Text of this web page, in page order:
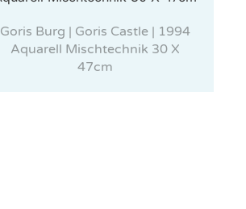
Goris Burg | Goris Castle | 1994
Aquarell Mischtechnik 30 X
47cm